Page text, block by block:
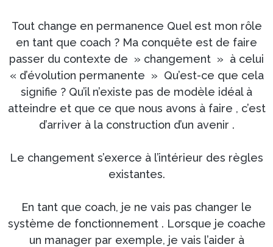
Tout change en permanence Quel est mon rôle
en tant que coach ? Ma conquête est de faire
passer du contexte de » changement » à celui
« d’évolution permanente » Qu’est-ce que cela
signifie ? Qu’il n’existe pas de modèle idéal à
atteindre et que ce que nous avons à faire , c’est
d’arriver à la construction d’un avenir .
Le changement s’exerce à l’intérieur des règles
existantes.
En tant que coach, je ne vais pas changer le
système de fonctionnement . Lorsque je coache
un manager par exemple, je vais l’aider à